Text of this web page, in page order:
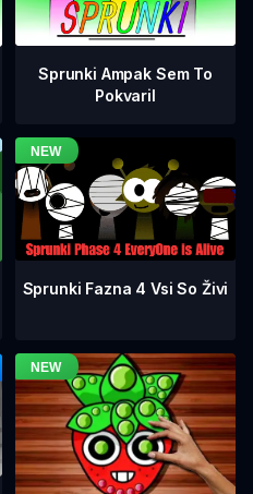
Sprunki Ampak Sem To
Pokvaril
Sprunki Fazna 4 Vsi So Živi